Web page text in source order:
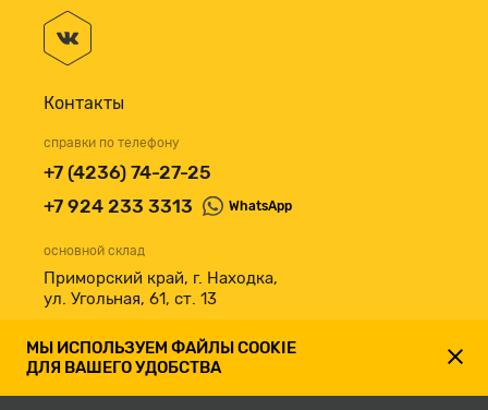
Контакты
справки по телефону
+7 (4236) 74-27-25
+7 924 233 3313
WhatsApp
основной склад
Приморский край, г. Находка,
ул. Угольная, 61, ст. 13
принимаем к оплате
МЫ ИСПОЛЬЗУЕМ ФАЙЛЫ COOKIE
ДЛЯ ВАШЕГО УДОБСТВА